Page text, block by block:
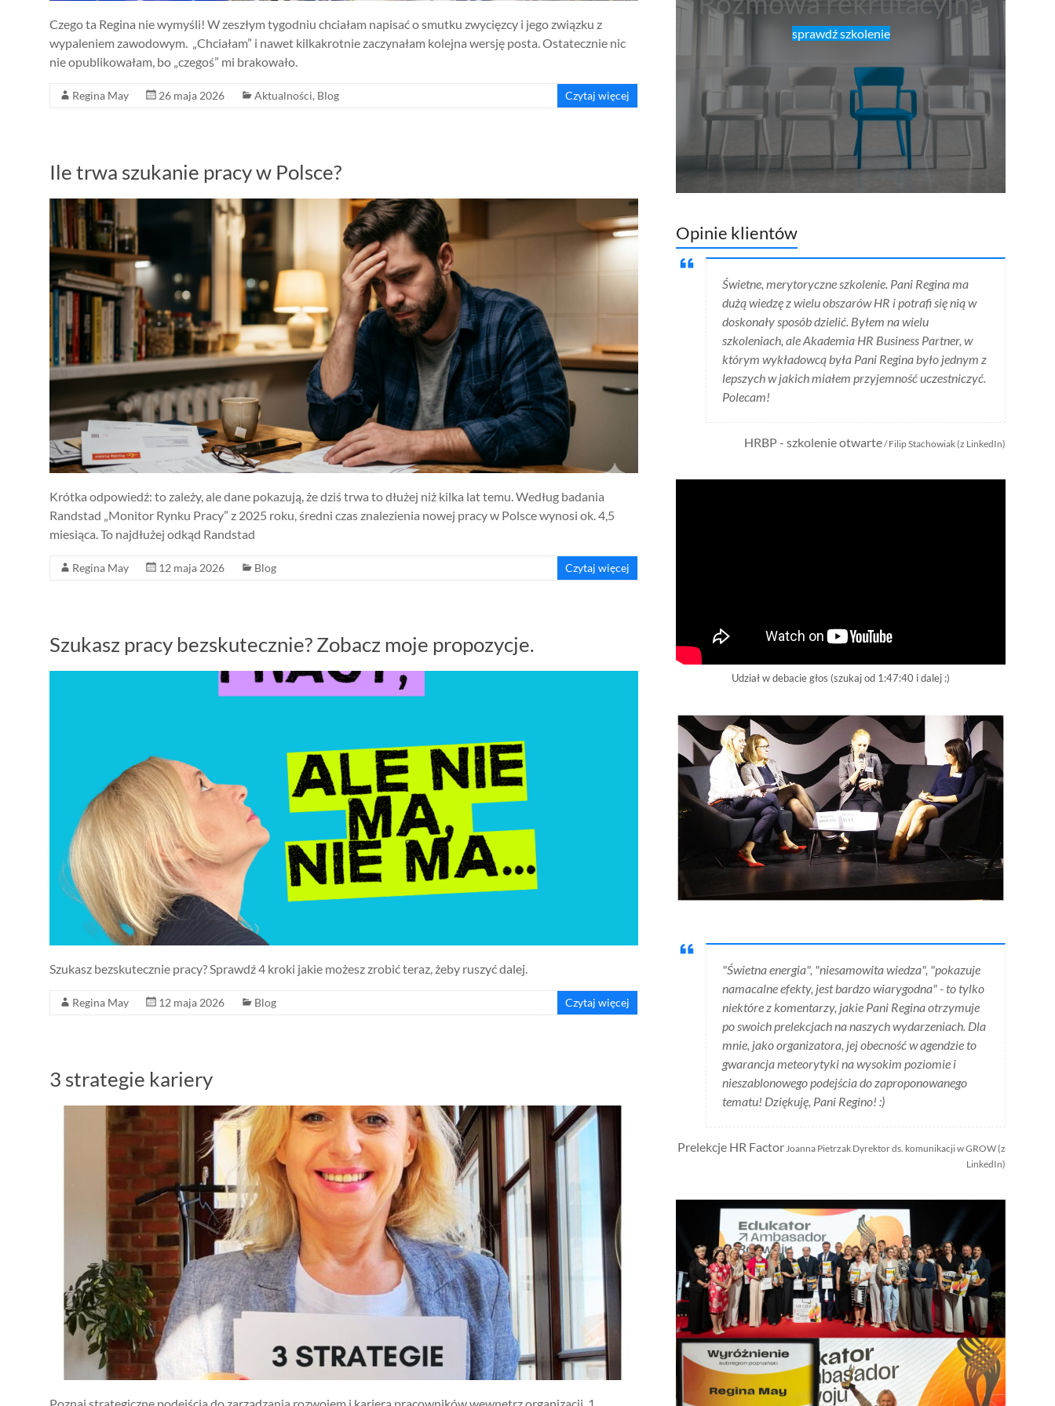
Czego ta Regina nie wymyśli! W zeszłym tygodniu chciałam napisać o smutku zwycięzcy i jego związku z
wypaleniem zawodowym. „Chciałam” i nawet kilkakrotnie zaczynałam kolejna wersję posta. Ostatecznie nic
nie opublikowałam, bo „czegoś” mi brakowało.
Regina May 26 maja 2026 Aktualności, Blog Czytaj więcej
Ile trwa szukanie pracy w Polsce?
Krótka odpowiedź: to zależy, ale dane pokazują, że dziś trwa to dłużej niż kilka lat temu. Według badania
Randstad „Monitor Rynku Pracy” z 2025 roku, średni czas znalezienia nowej pracy w Polsce wynosi ok. 4,5
miesiąca. To najdłużej odkąd Randstad
Regina May 12 maja 2026 Blog Czytaj więcej
Szukasz pracy bezskutecznie? Zobacz moje propozycje.
Szukasz bezskutecznie pracy? Sprawdź 4 kroki jakie możesz zrobić teraz, żeby ruszyć dalej.
Regina May 12 maja 2026 Blog Czytaj więcej
3 strategie kariery
sprawdź szkolenie
Opinie klientów
Świetne, merytoryczne szkolenie. Pani Regina ma
dużą wiedzę z wielu obszarów HR i potrafi się nią w
doskonały sposób dzielić. Byłem na wielu
szkoleniach, ale Akademia HR Business Partner, w
którym wykładowcą była Pani Regina było jednym z
lepszych w jakich miałem przyjemność uczestniczyć.
Polecam!
HRBP - szkolenie otwarte/ Filip Stachowiak (z LinkedIn)
Udział w debacie głos (szukaj od 1:47:40 i dalej :)
"Świetna energia", "niesamowita wiedza", "pokazuje
namacalne efekty, jest bardzo wiarygodna" - to tylko
niektóre z komentarzy, jakie Pani Regina otrzymuje
po swoich prelekcjach na naszych wydarzeniach. Dla
mnie, jako organizatora, jej obecność w agendzie to
gwarancja meteorytyki na wysokim poziomie i
nieszablonowego podejścia do zaproponowanego
tematu! Dziękuję, Pani Regino! :)
Prelekcje HR Factor Joanna Pietrzak Dyrektor ds. komunikacji w GROW (z
LinkedIn)